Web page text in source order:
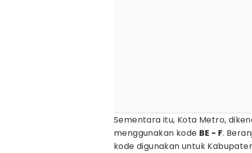
Sementara itu, Kota Metro,
menggunakan kode BE - F.
kode digunakan untuk